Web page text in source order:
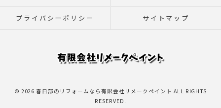
プライバシーポリシー サイトマップ
© 2026 春日部のリフォームなら有限会社リメークペイント ALL RIGHTS
RESERVED.